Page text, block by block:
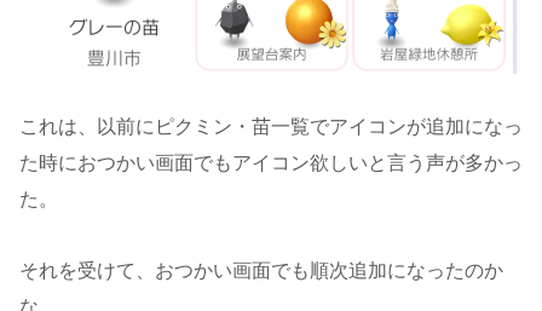
これは、以前にピクミン・苗一覧でアイコンが追加になっ
た時におつかい画面でもアイコン欲しいと言う声が多かっ
た。
それを受けて、おつかい画面でも順次追加になったのか
な。